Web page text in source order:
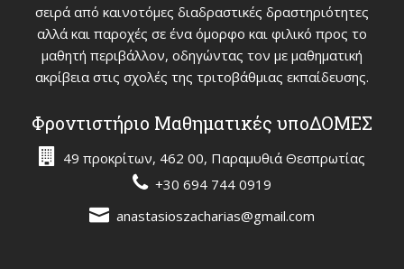
σειρά από καινοτόμες διαδραστικές δραστηριότητες
αλλά και παροχές σε ένα όμορφο και φιλικό προς το
μαθητή περιβάλλον, οδηγώντας τον με μαθηματική
ακρίβεια στις σχολές της τριτοβάθμιας εκπαίδευσης.
Φροντιστήριο Μαθηματικές υποΔΟΜΕΣ
49 προκρίτων, 462 00, Παραμυθιά Θεσπρωτίας
+30 694 744 0919
anastasioszacharias@gmail.com